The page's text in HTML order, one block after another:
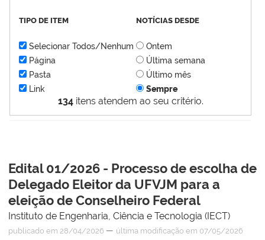
134itens atendem ao seu critério.
TIPO DE ITEM
Selecionar Todos/Nenhum
Página
Pasta
Link
NOTÍCIAS DESDE
Ontem
Última semana
Último mês
Sempre
Edital 01/2026 - Processo de escolha de
Delegado Eleitor da UFVJM para a
eleição de Conselheiro Federal
Instituto de Engenharia, Ciência e Tecnologia (IECT)
publicado em 28/04/2026 — última modificação em 07/05/2026